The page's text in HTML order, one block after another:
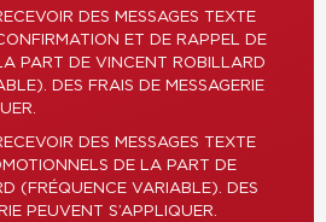
DES MESSAGES TEXTE
ET DE RAPPEL DE
PART DE VINCENT ROBILLARD
DES FRAIS DE MESSAGERIE
DES MESSAGES TEXTE
DE LA PART DE
(FRÉQUENCE VARIABLE). DES
PEUVENT S’APPLIQUER.